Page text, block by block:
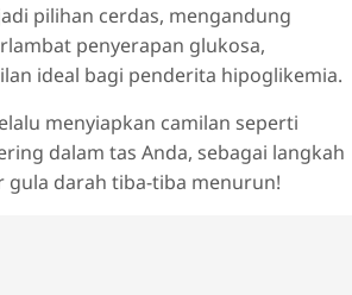
pilihan cerdas, mengandung
penyerapan glukosa,
ideal bagi penderita hipoglikemia.
menyiapkan camilan seperti
dalam tas Anda, sebagai langkah
gula darah tiba-tiba menurun!